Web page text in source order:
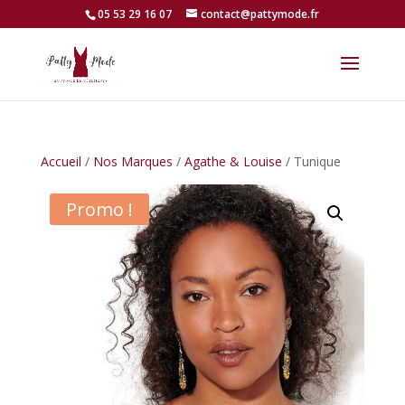
05 53 29 16 07 contact@pattymode.fr
Accueil / Nos Marques / Agathe & Louise / Tunique
Promo !